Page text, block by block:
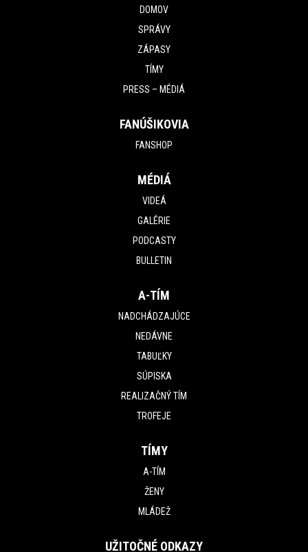
DOMOV
SPRÁVY
ZÁPASY
TÍMY
PRESS – MÉDIÁ
FANÚŠIKOVIA
FANSHOP
MÉDIÁ
VIDEÁ
GALÉRIE
PODCASTY
BULLETIN
A-TÍM
NADCHÁDZAJÚCE
NEDÁVNE
TABUĽKY
SÚPISKA
REALIZAČNÝ TÍM
TROFEJE
TÍMY
A-TÍM
ŽENY
MLÁDEŽ
UŽITOČNÉ ODKAZY